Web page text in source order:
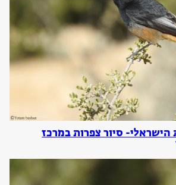
הישראלי- סיור צפרות במרכז